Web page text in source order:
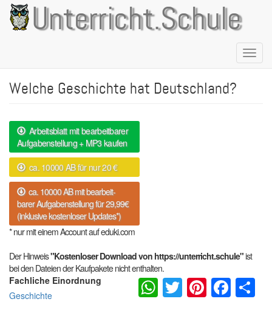
Direkt
zum
Inhalt
Unterricht.Schule
Welche Geschichte hat Deutschland?
Arbeitsblatt mit bearbeitbarer
Aufgabenstellung + MP3 kaufen
ca. 10000 AB für nur 20 €
ca. 10000 AB mit bearbeit-
barer Aufgabenstellung für 29,99€
(inklusive kostenloser Updates*)
* nur mit einem Account auf eduki.com
Der Hinweis"Kostenloser Download von https://unterricht.schule"ist
bei den Dateien der Kaufpakete nicht enthalten.
Fachliche Einordnung
Geschichte
WhatsApp
Twitter